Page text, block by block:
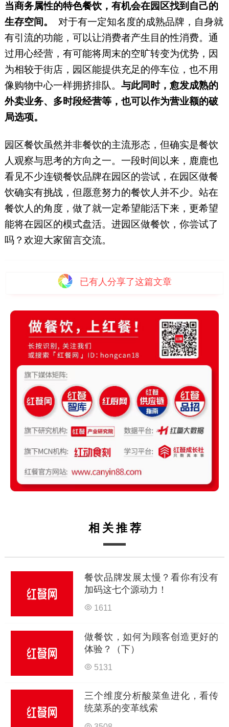
当商务属性的特色餐饮，有机会在园区找到自己的
生存空间。 对于有一定知名度的成熟品牌，自身就
有引流的功能，可以让消费者产生目的性消费。通
过用心经营，有可能将周末的空旷转变为优势，因
为相较于街店，园区能提供充足的停车位，也不用
像购物中心一样拥挤排队。 与此同时，愈发成熟的
外卖业务、多时段经营等，也可以作为营业额的破
局选项。
园区餐饮虽然并非餐饮的主流形态，但确实是餐饮
人观察与思考的方向之一。一段时间以来，鹿鹿也
看见不少连锁餐饮品牌在园区的尝试，在园区做餐
饮确实有挑战，但愿意努力的餐饮人并不少。站在
餐饮人的角度，做了就一定希望能活下来，更希望
能将在园区的模式盘活。进园区做餐饮，你尝试了
吗？欢迎大家留言交流。
已有 人分享了这篇文章
相关推荐
餐饮品牌发展太慢？看你有没有
加码这七个源动力！
1611
做餐饮，如何为顾客创造更好的
体验？（下）
5131
三个维度分析酸菜鱼进化，看传
统菜系的变革线索